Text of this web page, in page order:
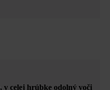
, v celej hrúbke odolný voči